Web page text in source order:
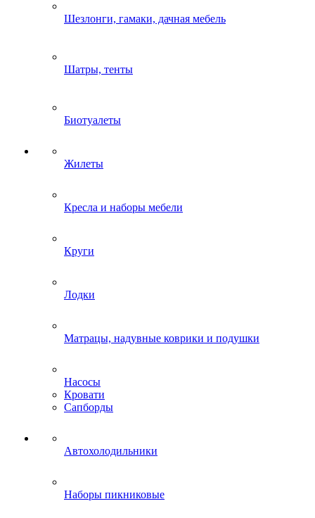
Шезлонги, гамаки, дачная мебель
Шатры, тенты
Биотуалеты
Жилеты
Кресла и наборы мебели
Круги
Лодки
Матрацы, надувные коврики и подушки
Насосы
Кровати
Сапборды
Автохолодильники
Наборы пикниковые